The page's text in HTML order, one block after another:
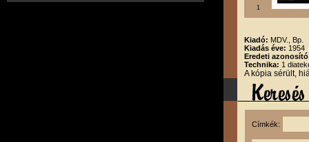
1
Kiadó: MDV., Bp.
Kiadás éve: 1954
Eredeti
Technika: 1
A kópia sérült,
Címkék: